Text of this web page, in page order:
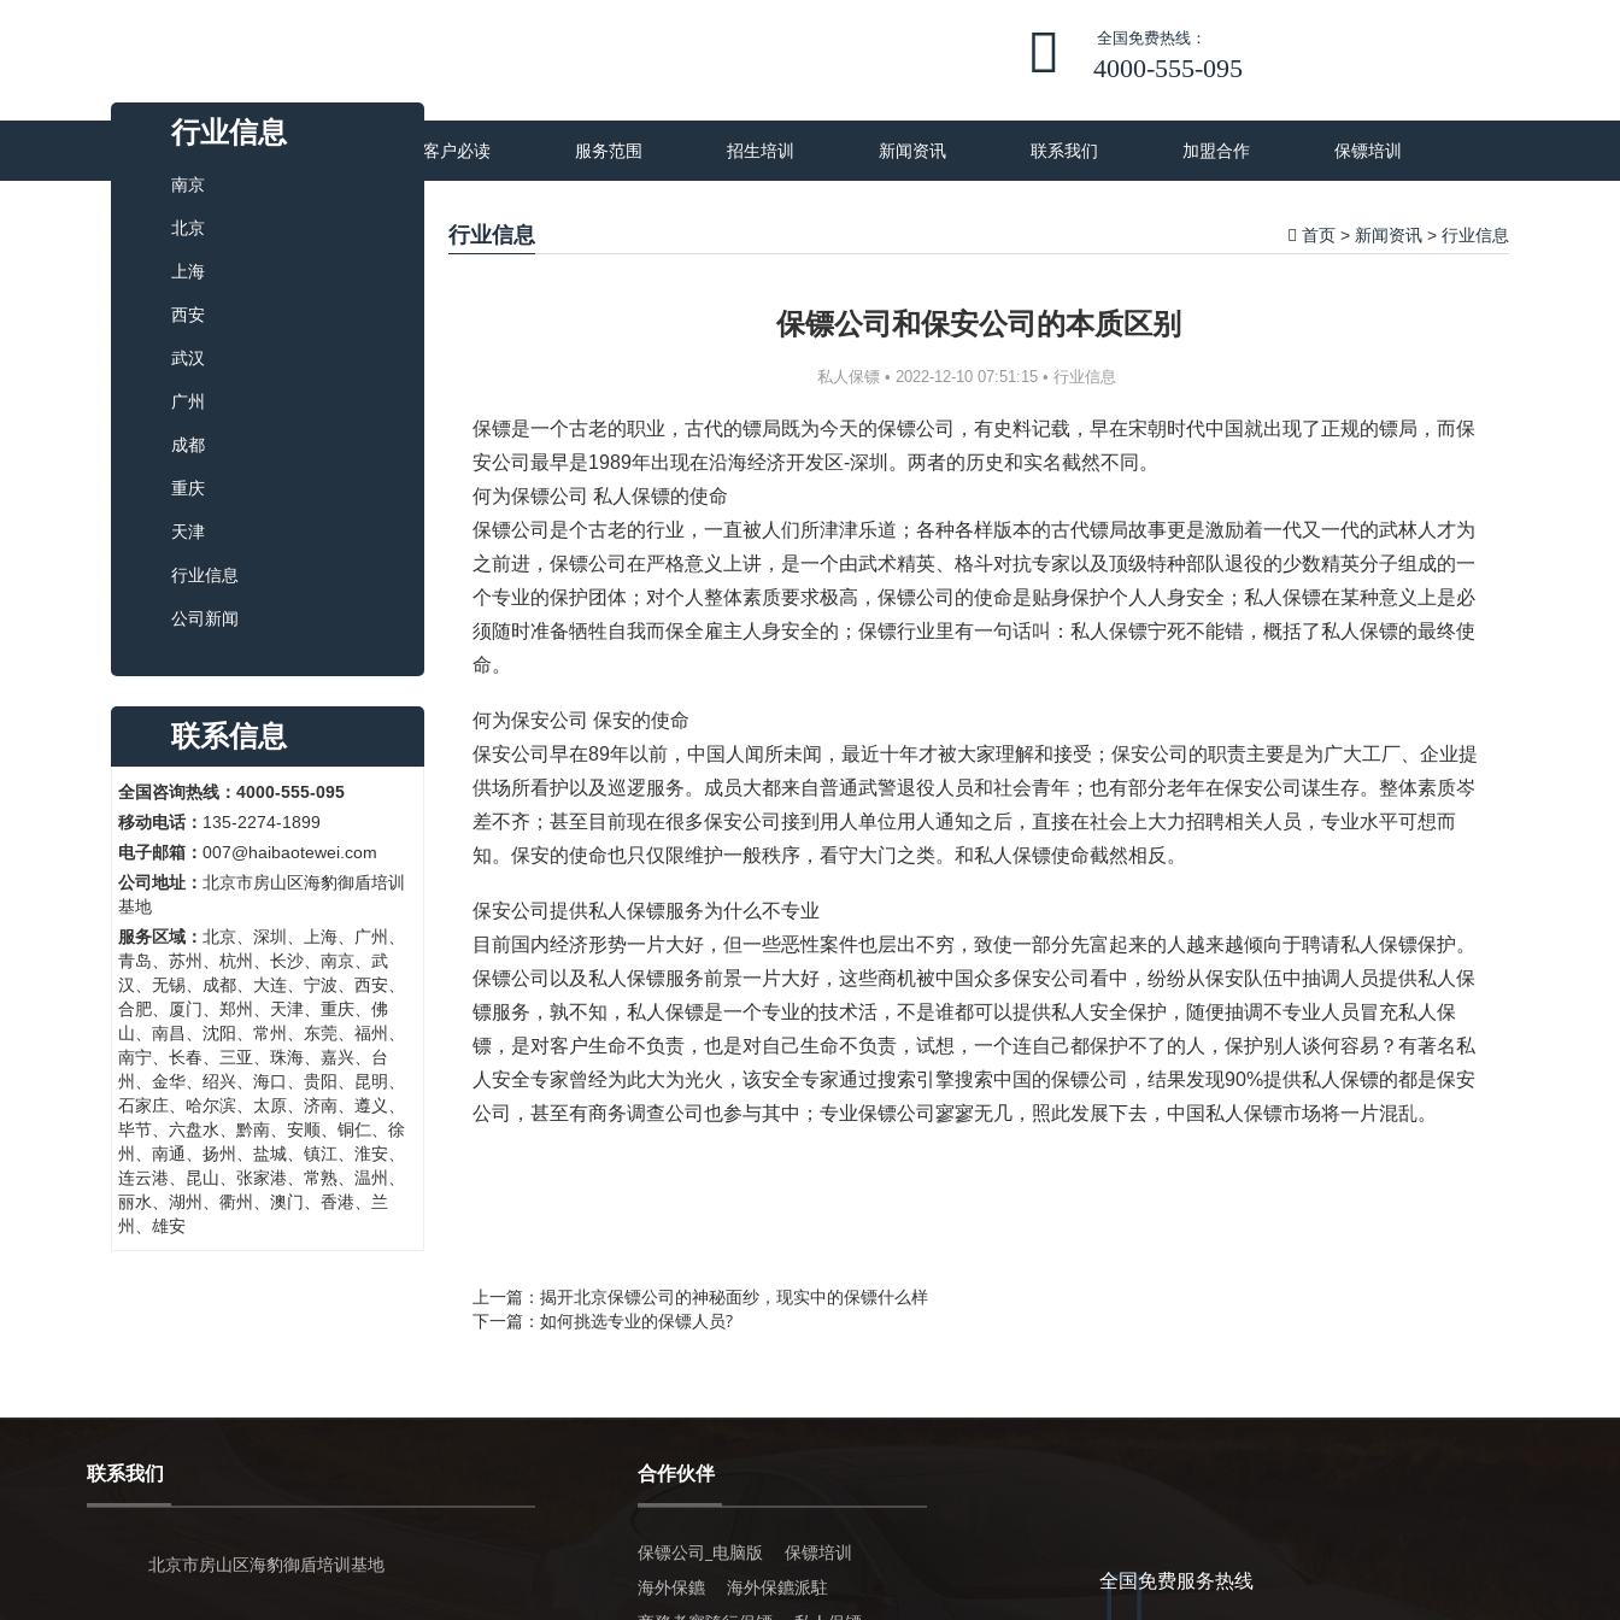
 全国免费热线：
4000-555-095
首页 关于我们 客户必读 服务范围 招生培训 新闻资讯 联系我们 加盟合作 保镖培训
首页 > 新闻资讯 > 行业信息
行业信息
保镖公司和保安公司的本质区别
私人保镖 • 2022-12-10 07:51:15 • 行业信息
保镖是一个古老的职业，古代的镖局既为今天的保镖公司，有史料记载，早在宋朝时代中国就出现了正规的镖局，而保
安公司最早是1989年出现在沿海经济开发区-深圳。两者的历史和实名截然不同。
何为保镖公司 私人保镖的使命
保镖公司是个古老的行业，一直被人们所津津乐道；各种各样版本的古代镖局故事更是激励着一代又一代的武林人才为
之前进，保镖公司在严格意义上讲，是一个由武术精英、格斗对抗专家以及顶级特种部队退役的少数精英分子组成的一
个专业的保护团体；对个人整体素质要求极高，保镖公司的使命是贴身保护个人人身安全；私人保镖在某种意义上是必
须随时准备牺牲自我而保全雇主人身安全的；保镖行业里有一句话叫：私人保镖宁死不能错，概括了私人保镖的最终使
命。
何为保安公司 保安的使命
保安公司早在89年以前，中国人闻所未闻，最近十年才被大家理解和接受；保安公司的职责主要是为广大工厂、企业提
供场所看护以及巡逻服务。成员大都来自普通武警退役人员和社会青年；也有部分老年在保安公司谋生存。整体素质岑
差不齐；甚至目前现在很多保安公司接到用人单位用人通知之后，直接在社会上大力招聘相关人员，专业水平可想而
知。保安的使命也只仅限维护一般秩序，看守大门之类。和私人保镖使命截然相反。
保安公司提供私人保镖服务为什么不专业
目前国内经济形势一片大好，但一些恶性案件也层出不穷，致使一部分先富起来的人越来越倾向于聘请私人保镖保护。
保镖公司以及私人保镖服务前景一片大好，这些商机被中国众多保安公司看中，纷纷从保安队伍中抽调人员提供私人保
镖服务，孰不知，私人保镖是一个专业的技术活，不是谁都可以提供私人安全保护，随便抽调不专业人员冒充私人保
镖，是对客户生命不负责，也是对自己生命不负责，试想，一个连自己都保护不了的人，保护别人谈何容易？有著名私
人安全专家曾经为此大为光火，该安全专家通过搜索引擎搜索中国的保镖公司，结果发现90%提供私人保镖的都是保安
公司，甚至有商务调查公司也参与其中；专业保镖公司寥寥无几，照此发展下去，中国私人保镖市场将一片混乱。
上一篇： 揭开北京保镖公司的神秘面纱，现实中的保镖什么样
下一篇： 如何挑选专业的保镖人员?
行业信息
南京
北京
上海
西安
武汉
广州
成都
重庆
天津
行业信息
公司新闻
联系信息
全国咨询热线：4000-555-095
移动电话： 135-2274-1899
电子邮箱： 007@haibaotewei.com
公司地址： 北京市房山区海豹御盾培训
基地
服务区域： 北京、深圳、上海、广州、
青岛、苏州、杭州、长沙、南京、武
汉、无锡、成都、大连、宁波、西安、
合肥、厦门、郑州、天津、重庆、佛
山、南昌、沈阳、常州、东莞、福州、
南宁、长春、三亚、珠海、嘉兴、台
州、金华、绍兴、海口、贵阳、昆明、
石家庄、哈尔滨、太原、济南、遵义、
毕节、六盘水、黔南、安顺、铜仁、徐
州、南通、扬州、盐城、镇江、淮安、
连云港、昆山、张家港、常熟、温州、
丽水、湖州、衢州、澳门、香港、兰
州、雄安
联系我们
北京市房山区海豹御盾培训基地
合作伙伴
保镖公司_电脑版
保镖培训
海外保鑣
海外保鑣派駐
全国免费服务热线